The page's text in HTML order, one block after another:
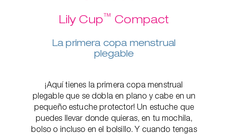
Lily Cup™ Compact
La primera copa menstrual
plegable
¡Aquí tienes la primera copa menstrual
plegable que se dobla en plano y cabe en un
pequeño estuche protector! Un estuche que
puedes llevar donde quieras, en tu mochila,
bolso o incluso en el bolsillo. Y cuando tengas